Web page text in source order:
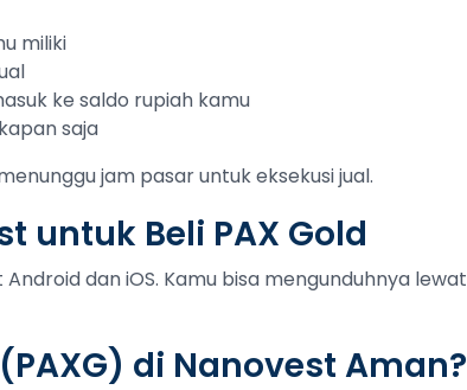
miliki
ke saldo rupiah kamu
saja
jam pasar untuk eksekusi jual.
untuk Beli PAX Gold
dan iOS. Kamu bisa mengunduhnya lewat
di Nanovest Aman?